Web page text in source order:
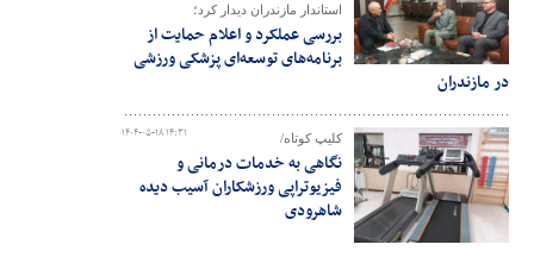
استاندار مازندران دیدار کرد؛
بررسی عملکرد و اعلام حمایت از
برنامه‌های توسعه‌ای پزشکی ورزشی
در مازندران
۱۴۰۴-۰۵-۱۸ ۱۴:۳۱ کلیپ کوتاه/
نگاهی به خدمات درمانی و
فیزیوتراپی ورزشکاران آسیب دیده
شاهرودی